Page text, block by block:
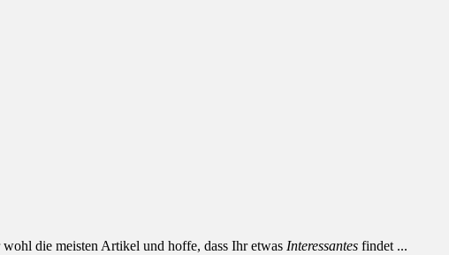
die meisten Artikel und hoffe, dass Ihr etwas Interessantes findet ...